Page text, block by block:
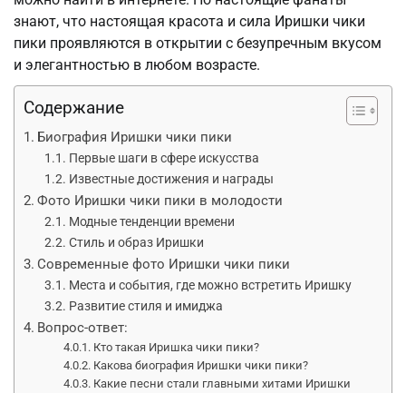
знают, что настоящая красота и сила Иришки чики
пики проявляются в открытии с безупречным вкусом
и элегантностью в любом возрасте.
Содержание
Биография Иришки чики пики
Первые шаги в сфере искусства
Известные достижения и награды
Фото Иришки чики пики в молодости
Модные тенденции времени
Стиль и образ Иришки
Современные фото Иришки чики пики
Места и события, где можно встретить Иришку
Развитие стиля и имиджа
Вопрос-ответ:
Кто такая Иришка чики пики?
Какова биография Иришки чики пики?
Какие песни стали главными хитами Иришки